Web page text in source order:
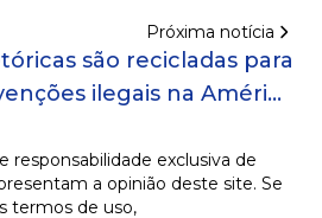
Próxima notícia
são recicladas para
ilegais na América
responsabilidade exclusiva de
a opinião deste site. Se
termos de uso,